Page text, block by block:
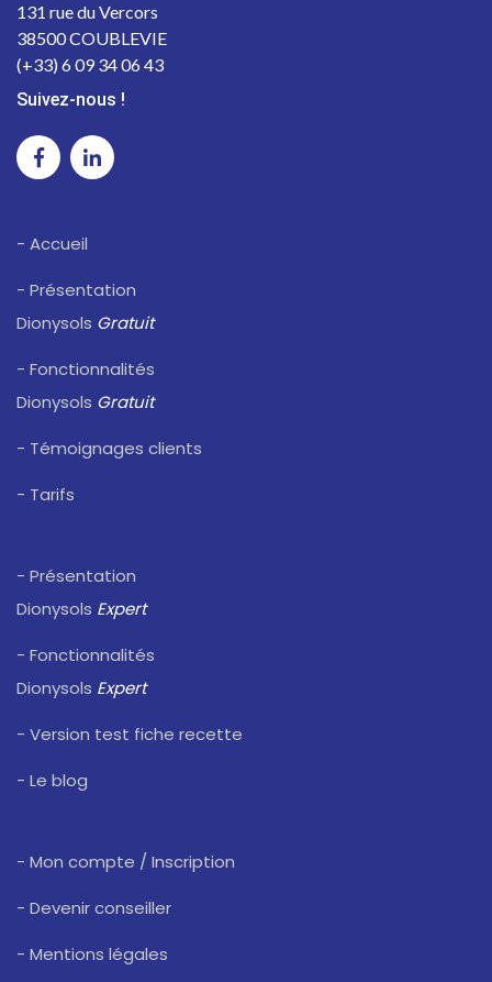
131 rue du Vercors
38500 COUBLEVIE
(+33) 6 09 34 06 43
Suivez-nous !
- Accueil
- Présentation
Dionysols Gratuit
- Fonctionnalités
Dionysols Gratuit
- Témoignages clients
- Tarifs
- Présentation
Dionysols Expert
- Fonctionnalités
Dionysols Expert
- Version test fiche recette
- Le blog
- Mon compte / Inscription
- Devenir conseiller
- Mentions légales